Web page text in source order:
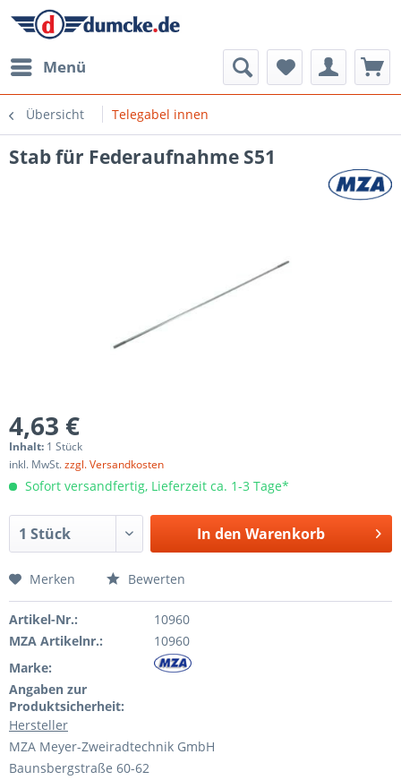
Menü
Übersicht Telegabel innen
Stab für Federaufnahme S51
4,63 €
Inhalt: 1 Stück
inkl. MwSt.zzgl. Versandkosten
Sofort versandfertig, Lieferzeit ca. 1-3 Tage*
In den Warenkorb
Merken Bewerten
Artikel-Nr.:
10960
MZA Artikelnr.:
10960
Marke:
Angaben zur
Produktsicherheit:
Hersteller
MZA Meyer-Zweiradtechnik GmbH
Baunsbergstraße 60-62